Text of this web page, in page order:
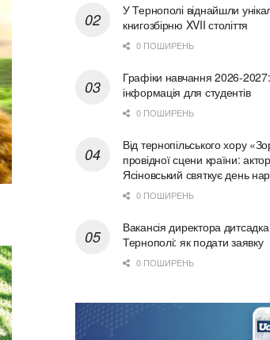
У Тернополі віднайшли
книгозбірню XVII століття
0 ПОШИРЕНЬ
Графіки навчання 2026-
інформація для студентів
0 ПОШИРЕНЬ
Від тернопільського хору
провідної сцени країни:
Ясіновський святкує день
0 ПОШИРЕНЬ
Вакансія директора
Тернополі: як подати заявку
0 ПОШИРЕНЬ